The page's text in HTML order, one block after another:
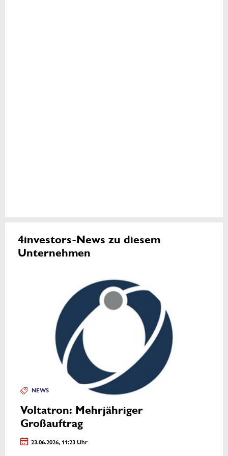
4investors-News zu diesem
Unternehmen
NEWS
Voltatron: Mehrjähriger
Großauftrag
23.06.2026, 11:23 Uhr